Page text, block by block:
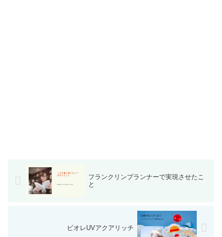
フランクリンプランナーで実現させたこ
と
ビオレUVアクアリッチ